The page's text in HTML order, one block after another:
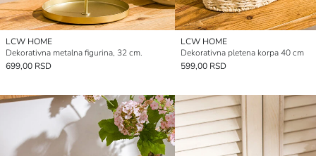
LCW HOME
Dekorativna metalna figurina, 32 cm.
699,00 RSD
LCW HOME
Dekorativna pletena korpa 40 cm
599,00 RSD